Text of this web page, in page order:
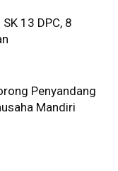
13 DPC, 8
Penyandang
Mandiri